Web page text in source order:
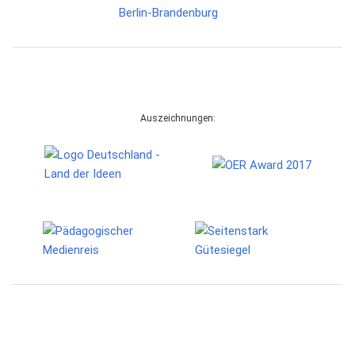
Auszeichnungen: